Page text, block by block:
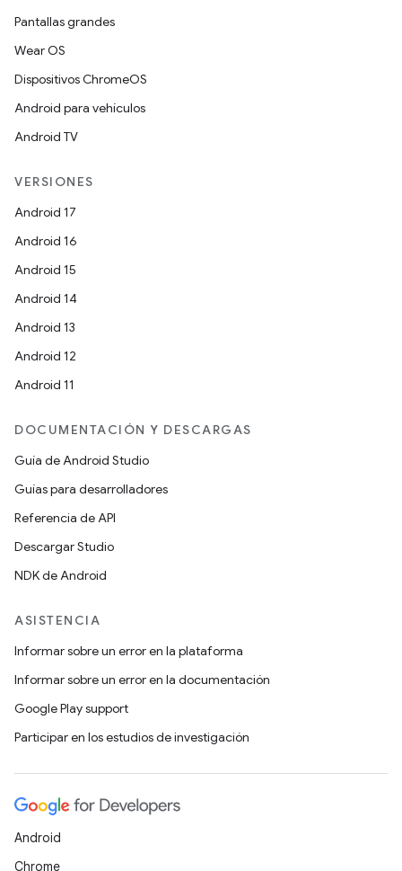
Pantallas grandes
Wear OS
Dispositivos ChromeOS
Android para vehículos
Android TV
VERSIONES
Android 17
Android 16
Android 15
Android 14
Android 13
Android 12
Android 11
DOCUMENTACIÓN Y DESCARGAS
Guía de Android Studio
Guías para desarrolladores
Referencia de API
Descargar Studio
NDK de Android
ASISTENCIA
Informar sobre un error en la plataforma
Informar sobre un error en la documentación
Google Play support
Participar en los estudios de investigación
Android
Chrome